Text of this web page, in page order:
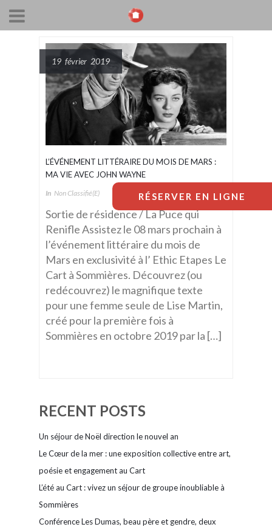
19 février 2019
L’ÉVÉNEMENT LITTÉRAIRE DU MOIS DE MARS :
MA VIE AVEC JOHN WAYNE
In Non Classifié(e)
Sortie de résidence / La Puce qui
Renifle Assistez le 08 mars prochain à
l’événement littéraire du mois de
Mars en exclusivité à l’ Ethic Etapes Le
Cart à Sommières. Découvrez (ou
redécouvrez) le magnifique texte
pour une femme seule de Lise Martin,
créé pour la première fois à
Sommières en octobre 2019 par la […]
RECENT POSTS
Un séjour de Noël direction le nouvel an
Le Cœur de la mer : une exposition collective entre art,
poésie et engagement au Cart
L’été au Cart : vivez un séjour de groupe inoubliable à
Sommières
Conférence Les Dumas, beau père et gendre, deux
RÉSERVER EN LIGNE